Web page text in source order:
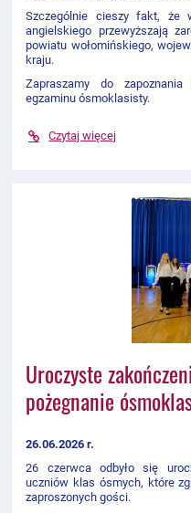
Szczególnie cieszy fakt, że
angielskiego przewyższają
powiatu wołomińskiego,
kraju.
Zapraszamy do
egzaminu ósmoklasisty.
Czytaj więcej
Uroczyste
pożegnanie
26.06.2026 r.
26 czerwca odbyło się
uczniów klas ósmych, które
zaproszonych gości.